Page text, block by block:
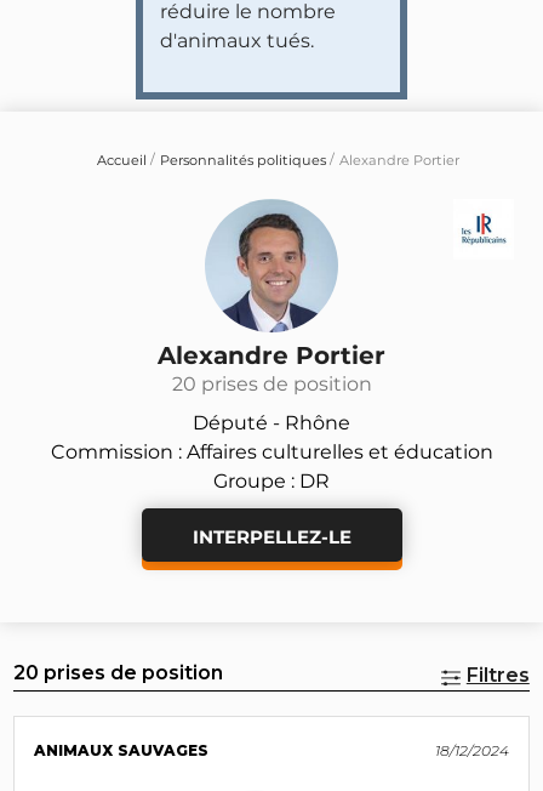
réduire le nombre
d'animaux tués.
Accueil Personnalités politiques Alexandre Portier
Alexandre Portier
20 prises de position
Député - Rhône
Commission : Affaires culturelles et éducation
Groupe : DR
INTERPELLEZ-LE
20 prises de position Filtres
ANIMAUX SAUVAGES 18/12/2024